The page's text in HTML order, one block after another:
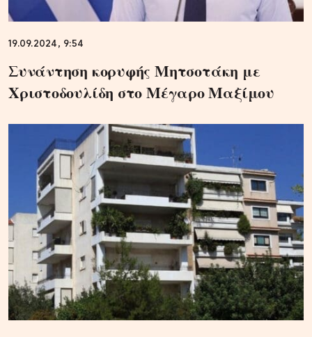
19.09.2024, 9:54
Συνάντηση κορυφής Μητσοτάκη με
Χριστοδουλίδη στο Μέγαρο Μαξίμου